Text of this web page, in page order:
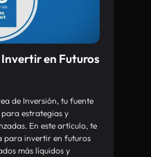
en Futuros
de Inversión, tu fuente
estrategias y
En este artículo, te
para invertir en futuros
más líquidos y